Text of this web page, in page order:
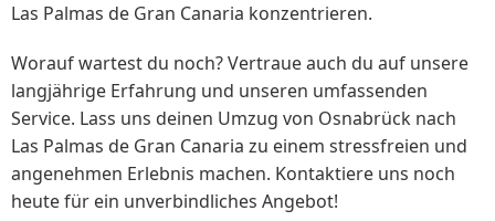
Las Palmas de Gran Canaria konzentrieren.
Worauf wartest du noch? Vertraue auch du auf unsere
langjährige Erfahrung und unseren umfassenden
Service. Lass uns deinen Umzug von Osnabrück nach
Las Palmas de Gran Canaria zu einem stressfreien und
angenehmen Erlebnis machen. Kontaktiere uns noch
heute für ein unverbindliches Angebot!